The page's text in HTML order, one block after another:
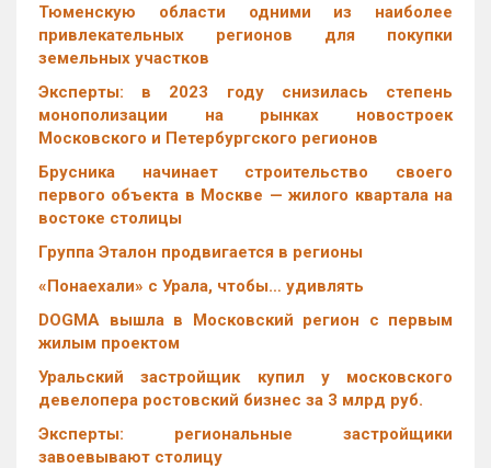
Тюменскую области одними из наиболее
привлекательных регионов для покупки
земельных участков
Эксперты: в 2023 году снизилась степень
монополизации на рынках новостроек
Московского и Петербургского регионов
Брусника начинает строительство своего
первого объекта в Москве — жилого квартала на
востоке столицы
Группа Эталон продвигается в регионы
«Понаехали» с Урала, чтобы… удивлять
DOGMA вышла в Московский регион с первым
жилым проектом
Уральский застройщик купил у московского
девелопера ростовский бизнес за 3 млрд руб.
Эксперты: региональные застройщики
завоевывают столицу